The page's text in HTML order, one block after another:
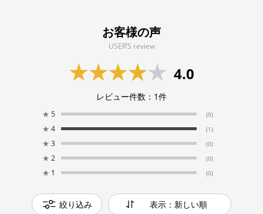
お客様の声
USER’S review
4.0
レビュー件数： 1件
★ 5 (0)
★ 4 (1)
★ 3 (0)
★ 2 (0)
★ 1 (0)
絞り込み 表示：新しい順